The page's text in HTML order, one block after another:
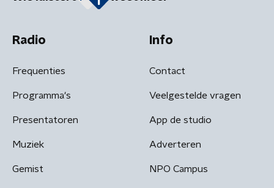
Radio
Frequenties
Programma's
Presentatoren
Muziek
Gemist
Info
Contact
Veelgestelde vragen
App de studio
Adverteren
NPO Campus